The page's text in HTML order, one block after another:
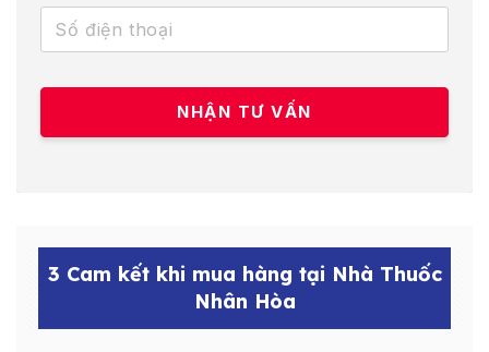
3 Cam kết khi mua hàng tại Nhà Thuốc
Nhân Hòa